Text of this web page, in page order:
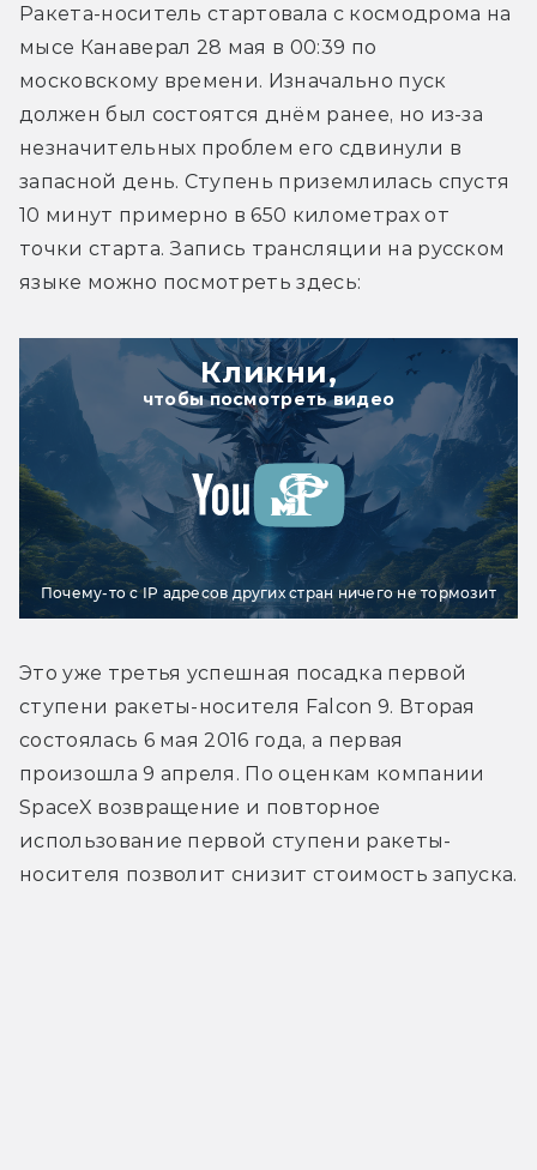
Ракета-носитель стартовала с космодрома на
мысе Канаверал 28 мая в 00:39 по
московскому времени. Изначально пуск
должен был состоятся днём ранее, но из-за
незначительных проблем его сдвинули в
запасной день. Ступень приземлилась спустя
10 минут примерно в 650 километрах от
точки старта. Запись трансляции на русском
языке можно посмотреть здесь:
Кликни,
чтобы посмотреть видео
Почему-то с IP адресов других стран ничего не тормозит
Это уже третья успешная посадка первой
ступени ракеты-носителя Falcon 9. Вторая
состоялась 6 мая 2016 года, а первая
произошла 9 апреля. По оценкам компании
SpaceX возвращение и повторное
использование первой ступени ракеты-
носителя позволит снизит стоимость запуска.